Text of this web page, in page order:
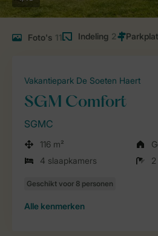
Foto's 11 Indeling 2
Vakantiepark De Soeten Haert
SGM Comfort
SGMC
116 m²
4 slaapkamers
Alle kenmerken